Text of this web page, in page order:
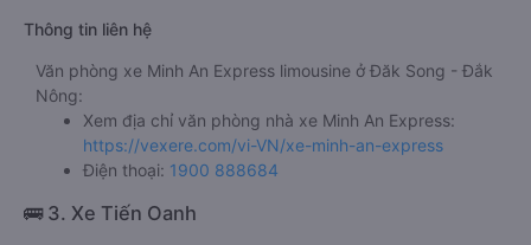
Thông tin liên hệ
Văn phòng xe Minh An Express limousine ở Đăk Song - Đắk
Nông:
Xem địa chỉ văn phòng nhà xe Minh An Express:
https://vexere.com/vi-VN/xe-minh-an-express
Điện thoại: 1900 888684
🚌 3. Xe Tiến Oanh